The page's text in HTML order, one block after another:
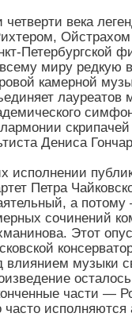
четверти века
Петербургской
миру редкую
камерной
лауреатов
Дениса
исполнении
Петра
а
сочинений
Этот
влиянием музыки
части —
часто